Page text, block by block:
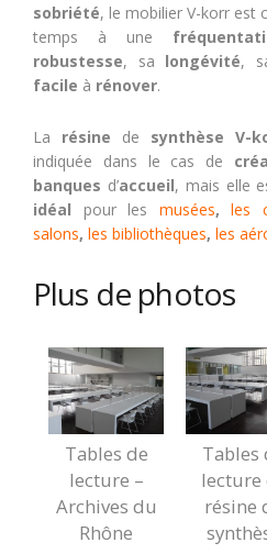
sobriété, le mobilier V-korr est
temps à une
robustesse, sa longévité,
facile à rénover.
La résine de synthèse V-
indiquée dans le cas de
banques d’accueil, mais elle
idéal pour les musées,les
salons, les bibliothèques, les aé
Plus de photos
Tables de
lecture –
Archives du
Rhône
Tables
lecture
résine